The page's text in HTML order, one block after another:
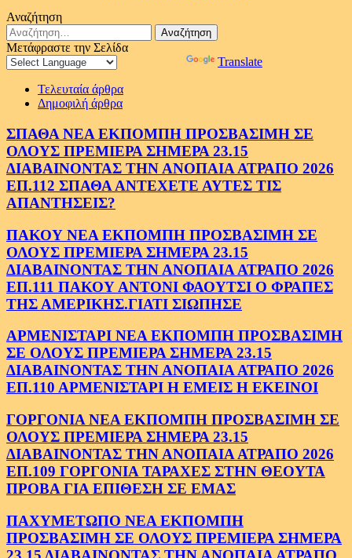
Αναζήτηση
Αναζήτηση
για:
Μετάφραστε την Σελίδα
Translate
Τελευταία άρθρα
Δημοφιλή άρθρα
ΣΠΑΘΑ ΝΕΑ ΕΚΠΟΜΠΗ ΠΡΟΣΒΑΣΙΜΗ ΣΕ
ΟΛΟΥΣ ΠΡΕΜΙΕΡΑ ΣΗΜΕΡΑ 23.15
ΔΙΑΒΑΙΝΟΝΤΑΣ ΤΗΝ ΑΝΟΠΑΙΑ ΑΤΡΑΠΟ 2026
ΕΠ.112 ΣΠΑΘΑ ΑΝΤΕΧΕΤΕ ΑΥΤΕΣ ΤΙΣ
ΑΠΑΝΤΗΣΕΙΣ?
ΠΑΚΟΥ ΝΕΑ ΕΚΠΟΜΠΗ ΠΡΟΣΒΑΣΙΜΗ ΣΕ
ΟΛΟΥΣ ΠΡΕΜΙΕΡΑ ΣΗΜΕΡΑ 23.15
ΔΙΑΒΑΙΝΟΝΤΑΣ ΤΗΝ ΑΝΟΠΑΙΑ ΑΤΡΑΠΟ 2026
ΕΠ.111 ΠΑΚΟΥ ΑΝΤΟΝΙ ΦΑΟΥΤΣΙ Ο ΦΡΑΠΕΣ
ΤΗΣ ΑΜΕΡΙΚΗΣ.ΓΙΑΤΙ ΣΙΩΠΗΣΕ
ΑΡΜΕΝΙΣΤΑΡΙ ΝΕΑ ΕΚΠΟΜΠΗ ΠΡΟΣΒΑΣΙΜΗ
ΣΕ ΟΛΟΥΣ ΠΡΕΜΙΕΡΑ ΣΗΜΕΡΑ 23.15
ΔΙΑΒΑΙΝΟΝΤΑΣ ΤΗΝ ΑΝΟΠΑΙΑ ΑΤΡΑΠΟ 2026
ΕΠ.110 ΑΡΜΕΝΙΣΤΑΡΙ Η ΕΜΕΙΣ Η ΕΚΕΙΝΟΙ
ΓΟΡΓΟΝΙΑ ΝΕΑ ΕΚΠΟΜΠΗ ΠΡΟΣΒΑΣΙΜΗ ΣΕ
ΟΛΟΥΣ ΠΡΕΜΙΕΡΑ ΣΗΜΕΡΑ 23.15
ΔΙΑΒΑΙΝΟΝΤΑΣ ΤΗΝ ΑΝΟΠΑΙΑ ΑΤΡΑΠΟ 2026
ΕΠ.109 ΓΟΡΓΟΝΙΑ ΤΑΡΑΧΕΣ ΣΤΗΝ ΘΕΟΥΤΑ
ΠΡΟΒΑ ΓΙΑ ΕΠΙΘΕΣΗ ΣΕ ΕΜΑΣ
ΠΑΧΥΜΕΤΩΠΟ ΝΕΑ ΕΚΠΟΜΠΗ
ΠΡΟΣΒΑΣΙΜΗ ΣΕ ΟΛΟΥΣ ΠΡΕΜΙΕΡΑ ΣΗΜΕΡΑ